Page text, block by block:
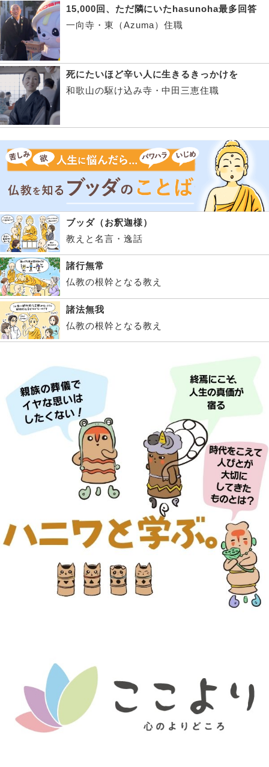
15,000回、ただ隣にいたhasunoha最多回答
一向寺・東（Azuma）住職
死にたいほど辛い人に生きるきっかけを
和歌山の駆け込み寺・中田三恵住職
ブッダ（お釈迦様）
教えと名言・逸話
諸行無常
仏教の根幹となる教え
諸法無我
仏教の根幹となる教え